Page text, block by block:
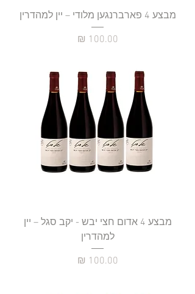
מבצע 4 פארברנגען מלודי – יין למהדרין
מחיר
מבצע 4 אדום חצי יבש - יקב סגל – יין
למהדרין
מחיר